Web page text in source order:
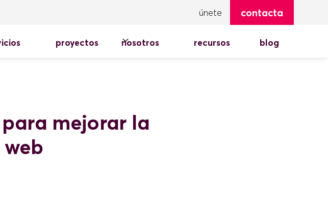
únete contacta
proyectos nosotros recursos blog
para mejorar la